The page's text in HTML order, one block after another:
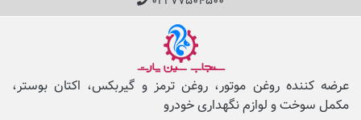
عرضه کننده روغن موتور، روغن ترمز و گیربکس، اکتان بوستر،
مکمل‌ سوخت و لوازم نگهداری خودرو